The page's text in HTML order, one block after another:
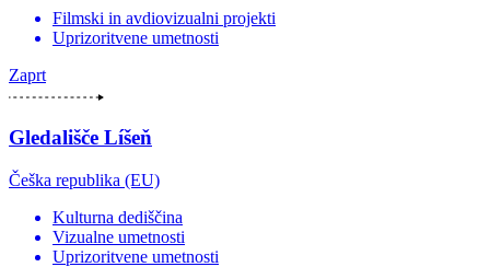
Filmski in avdiovizualni projekti
Uprizoritvene umetnosti
Zaprt
Gledališče Líšeň
Češka republika (EU)
Kulturna dediščina
Vizualne umetnosti
Uprizoritvene umetnosti